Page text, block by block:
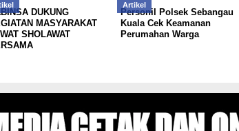
DUKUNG
MASYARAKAT
SHOLAWAT
Artikel
Personil Polsek Sebangau
Kuala Cek Keamanan
Perumahan Warga